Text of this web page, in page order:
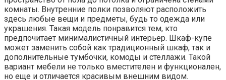
комнаты. Внутренние полки позволяют расположить
здесь любые вещи и предметы, будь то одежда или
украшения. Такая модель понравится тем, кто
предпочитает минималистичный интерьер. Шкаф-купе
может заменить собой как традиционный шкаф, так и
дополнительные тумбочки, комоды и стеллажи. Такой
вариант мебели не только вместителен и функционален,
но еще и отличается красивым внешним видом.